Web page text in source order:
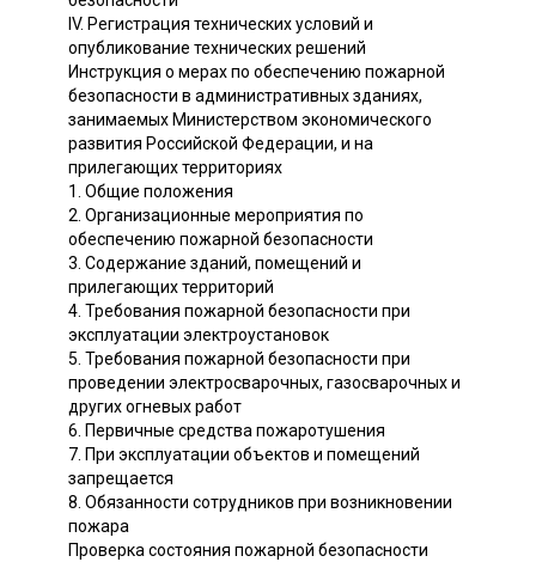
IV. Регистрация технических условий и
опубликование технических решений
Инструкция о мерах по обеспечению пожарной
безопасности в административных зданиях,
занимаемых Министерством экономического
развития Российской Федерации, и на
прилегающих территориях
1. Общие положения
2. Организационные мероприятия по
обеспечению пожарной безопасности
3. Содержание зданий, помещений и
прилегающих территорий
4. Требования пожарной безопасности при
эксплуатации электроустановок
5. Требования пожарной безопасности при
проведении электросварочных, газосварочных и
других огневых работ
6. Первичные средства пожаротушения
7. При эксплуатации объектов и помещений
запрещается
8. Обязанности сотрудников при возникновении
пожара
Проверка состояния пожарной безопасности